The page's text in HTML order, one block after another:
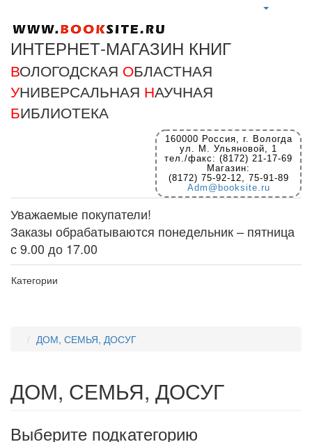
ИНТЕРНЕТ-МАГАЗИН КНИГ
ВОЛОГОДСКАЯ ОБЛАСТНАЯ
УНИВЕРСАЛЬНАЯ НАУЧНАЯ
БИБЛИОТЕКА
160000 Россия, г. Вологда
ул. М. Ульяновой, 1
тел./факс: (8172) 21-17-69
Магазин:
(8172) 75-92-12, 75-91-89
Adm@booksite.ru
Уважаемые покупатели!
Заказы обрабатываются понедельник – пятница
с 9.00 до 17.00
Категории
ДОМ, СЕМЬЯ, ДОСУГ
ДОМ, СЕМЬЯ, ДОСУГ
Выберите подкатегорию